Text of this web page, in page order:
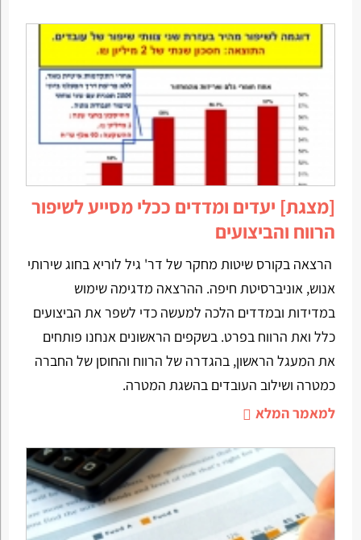
[מצגת] יעדים ומדדים ככלי מסייע לשיפור
הרווח והביצועים
הרצאה בקורס שיטות מחקר של דר' גיל לוריא בחוג שירותי
אנוש, אוניברסיטת חיפה. ההרצאה מדגימה שימוש
במדידות ובמדדים הלכה למעשה כדי לשפר את הביצועים
כלל ואת הרווח בפרט. בשקפים הראשונים אנחנו פותחים
את המעגל הראשון, בהגדרה של הרווח והחוסן של החברה
כמטרה ושילוב העובדים בהשגת המטרה.
למאמר המלא